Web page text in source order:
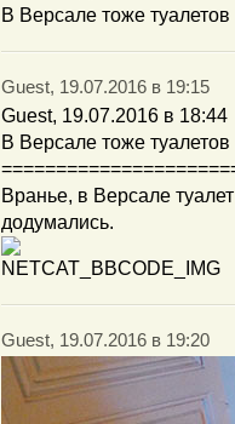
В Версале тоже
Guest, 19.07.2016 в 19:15
Guest, 19.07.2016 в 18:44
В Версале тоже
Вранье, в Версале
додумались.
Guest, 19.07.2016 в 19:20